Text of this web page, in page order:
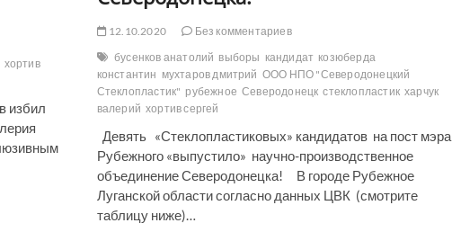
хортив
избил
12.10.2020
Без комментариев
бусенков анатолий выборы кандидат козюберда
константин мухтаров дмитрий ООО НПО "Северодонецкий
Стеклопластик" рубежное Северодонецк стеклопластик харчук
валерий хортив сергей
Девять «Стеклопластиковых» кандидатов на пост мэра
Рубежного «выпустило» научно-производственное
объединение Северодонецка! В городе Рубежное
Луганской области согласно данных ЦВК (смотрите
таблицу ниже)…